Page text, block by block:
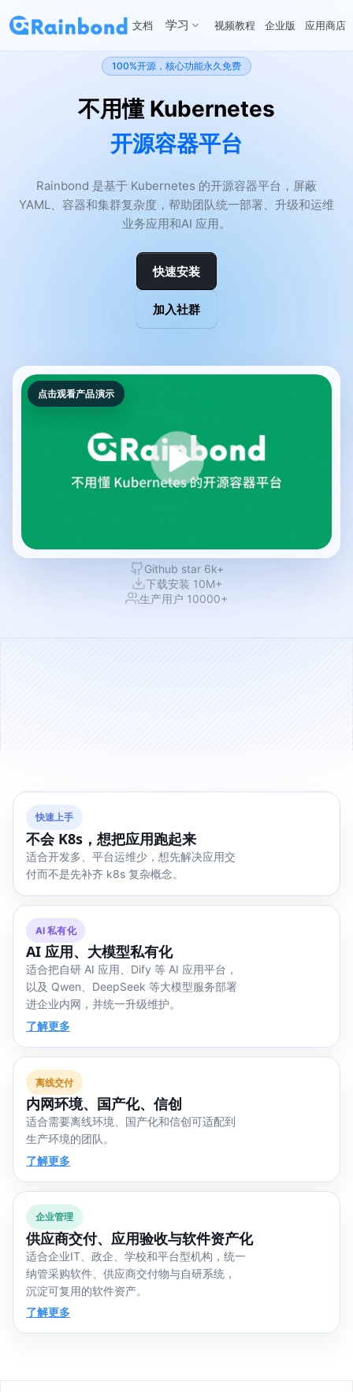
文档 学习 视频教程 企业版 应用商店
100%开源，核心功能永久免费
不用懂 Kubernetes
开源容器平台
Rainbond 是基于 Kubernetes 的开源容器平台，屏蔽
YAML、容器和集群复杂度，帮助团队统一部署、升级和运维
业务应用和AI 应用。
快速安装
加入社群
点击观看产品演示
Github star 6k+
下载安装 10M+
生产用户 10000+
快速上手
不会 K8s，想把应用跑起来
适合开发多、平台运维少，想先解决应用交
付而不是先补齐 k8s 复杂概念。
AI 私有化
AI 应用、大模型私有化
适合把自研 AI 应用、Dify 等 AI 应用平台，
以及 Qwen、DeepSeek 等大模型服务部署
进企业内网，并统一升级维护。
了解更多
离线交付
内网环境、国产化、信创
适合需要离线环境、国产化和信创可适配到
生产环境的团队。
了解更多
企业管理
供应商交付、应用验收与软件资产化
适合企业IT、政企、学校和平台型机构，统一
纳管采购软件、供应商交付物与自研系统，
沉淀可复用的软件资产。
了解更多